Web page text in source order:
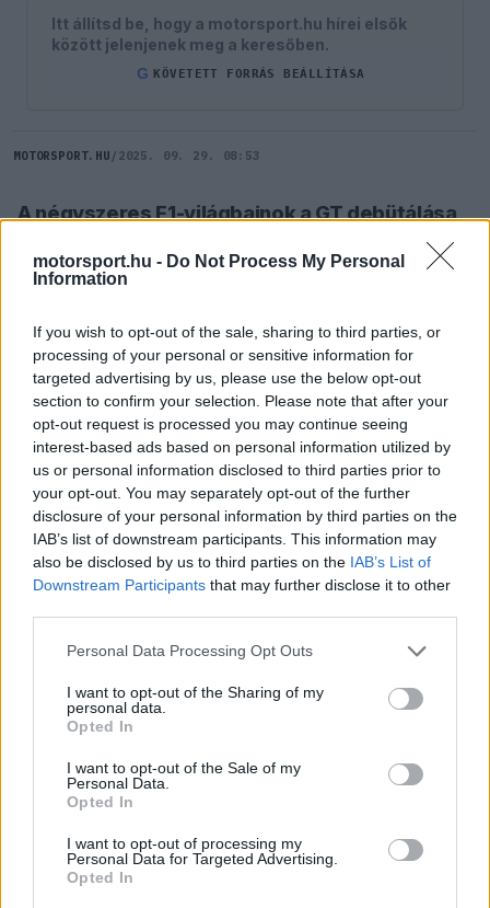
motorsport.hu - Do Not Process My Personal
Information
If you wish to opt-out of the sale, sharing to third parties, or
processing of your personal or sensitive information for
targeted advertising by us, please use the below opt-out
section to confirm your selection. Please note that after your
opt-out request is processed you may continue seeing
interest-based ads based on personal information utilized by
us or personal information disclosed to third parties prior to
your opt-out. You may separately opt-out of the further
disclosure of your personal information by third parties on the
IAB’s list of downstream participants. This information may
also be disclosed by us to third parties on the IAB’s List of
Downstream Participants that may further disclose it to other
Please note that this website/app uses one or more Google
not limited to your visit or usage behaviour. You may click to
grant or deny consent to Google and its third-party tags to
use your data for below specified purposes in below Google
consent section.
Personal Data Processing Opt Outs
I want to opt-out of the Sharing of my
personal data.
Opted In
I want to opt-out of the Sale of my
Personal Data.
Opted In
I want to opt-out of processing my
Personal Data for Targeted Advertising.
Opted In
Itt állítsd be, hogy a motorsport.hu hírei elsők
között jelenjenek meg a keresőben.
G KÖVETETT FORRÁS BEÁLLÍTÁSA
MOTORSPORT.HU / 2025. 09. 29. 08:53
A négyszeres F1-világbajnok a GT debütálása
után már a Ring legendás 24 órás versenyén is
bizonyítana.
SZÓLJ HOZZÁ TE IS!
1 hozzászólás.
Verstappen első GT-versenye nem is sikerülhetett
volna jobban: a Red Bull holland pilótája a Ferrari
296 GT3 volánja mögött rajt-cél győzelmet
aratott a Nürburgring 4 órás viadalán. A
négyszeres F1-világbajnok most egy még
nagyobb kihívás felé kacsintgat.
A Forma–1-ben mindent megnyerő versenyző a
legendás Nürburgring 24 órás futamot tűzte ki
következő célként, ami az egyik legkeményebb
állóképességi verseny a motorsport világában.
ThisThe media could not be loaded, either because
the server or network failed or because the format